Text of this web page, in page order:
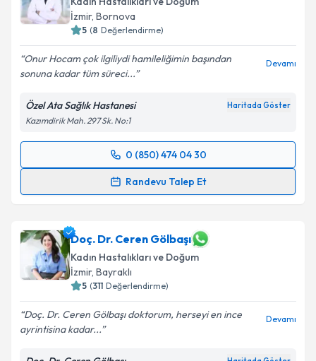
İzmir, Bornova
5 (8 Değerlendirme)
Onur Hocam çok ilgiliydi hamileliğimin başından
sonuna kadar tüm süreci...
Devamı
Özel Ata Sağlık Hastanesi Haritada Göster
Kazımdirik Mah. 297 Sk. No:1
0 (850) 474 04 30
Randevu Talep Et
Randevu Takvimi Talebi
almanız için bir takvim hazırlandığında e-posta ile
bilgilendireceğiz.
E-posta Adresiniz
Doç. Dr. Ceren Gölbaşı
Kadın Hastalıkları ve Doğum
İzmir, Bayraklı
5 (311 Değerlendirme)
Doç. Dr. Ceren Gölbaşı doktorum, herseyi en ince
ayrintisina kadar...
Devamı